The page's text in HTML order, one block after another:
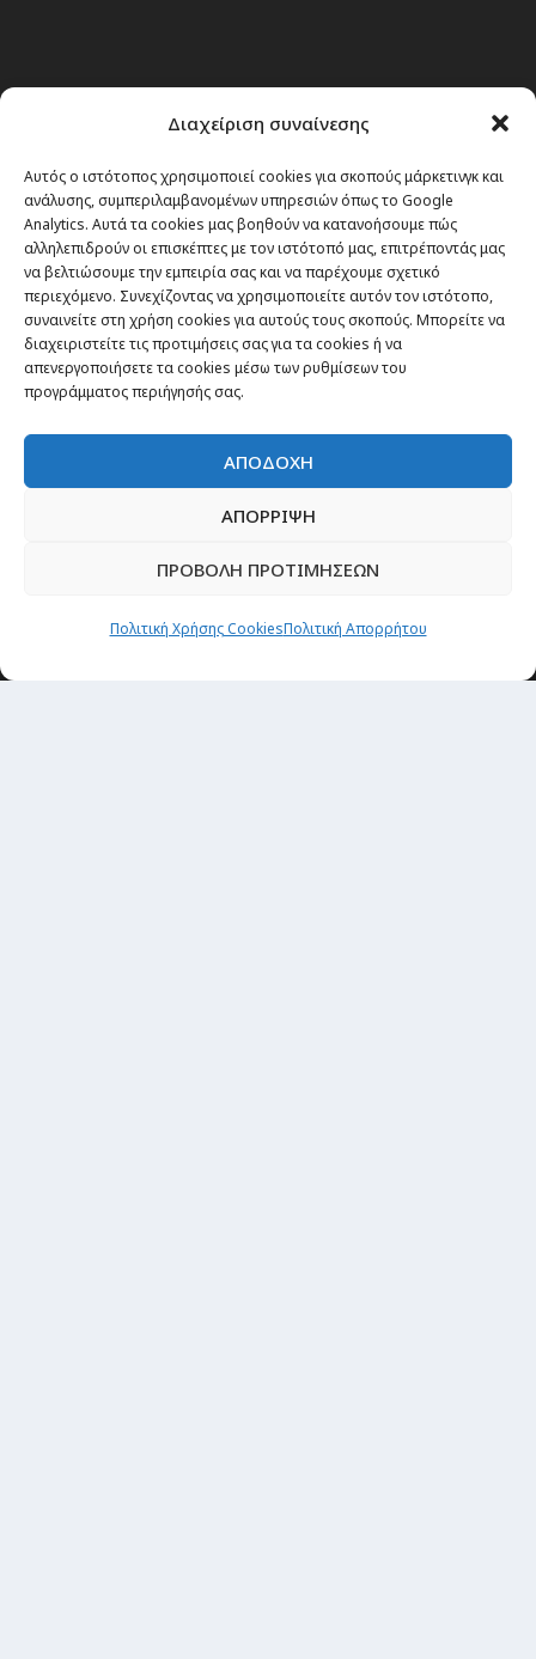
Διαχείριση συναίνεσης
Αυτός ο ιστότοπος χρησιμοποιεί cookies για σκοπούς μάρκετινγκ και
ανάλυσης, συμπεριλαμβανομένων υπηρεσιών όπως το Google
Analytics. Αυτά τα cookies μας βοηθούν να κατανοήσουμε πώς
αλληλεπιδρούν οι επισκέπτες με τον ιστότοπό μας, επιτρέποντάς μας
να βελτιώσουμε την εμπειρία σας και να παρέχουμε σχετικό
περιεχόμενο. Συνεχίζοντας να χρησιμοποιείτε αυτόν τον ιστότοπο,
συναινείτε στη χρήση cookies για αυτούς τους σκοπούς. Μπορείτε να
διαχειριστείτε τις προτιμήσεις σας για τα cookies ή να
απενεργοποιήσετε τα cookies μέσω των ρυθμίσεων του
προγράμματος περιήγησής σας.
ΑΠΟΔΟΧΗ
ΑΠΟΡΡΙΨΗ
ΠΡΟΒΟΛΗ ΠΡΟΤΙΜΗΣΕΩΝ
Πολιτική Χρήσης CookiesΠολιτική Απορρήτου
Passenger στην Ελλάδα